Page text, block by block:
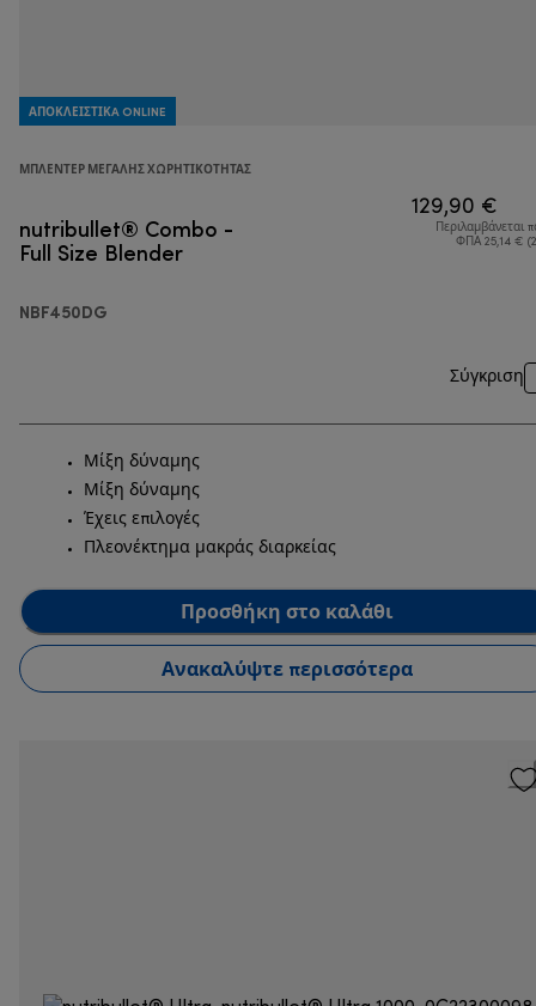
ΑΠΟΚΛΕΙΣΤΙΚA ONLINE
ΜΠΛΈΝΤΕΡ ΜΕΓΆΛΗΣ ΧΩΡΗΤΙΚΌΤΗΤΑΣ
nutribullet® Combo -
Full Size Blender
NBF450DG
129,90 €
Περιλαμβάνεται
ΦΠΑ 25,14 €
Σύγκριση
Μίξη δύναμης
Μίξη δύναμης
Έχεις επιλογές
Πλεονέκτημα μακράς διαρκείας
Προσθήκη στο καλάθι
Ανακαλύψτε περισσότερα